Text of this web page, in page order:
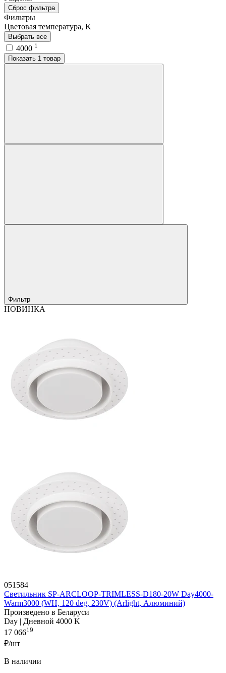
Сброс фильтра
Фильтры
Цветовая температура, K
Выбрать все
4000 1
Показать 1 товар
Фильтр
НОВИНКА
051584
Светильник SP-ARCLOOP-TRIMLESS-D180-20W Day4000-
Warm3000 (WH, 120 deg, 230V) (Arlight, Алюминий)
Произведено в Беларуси
Day | Дневной 4000 K
17 06619
₽/шт
В наличии